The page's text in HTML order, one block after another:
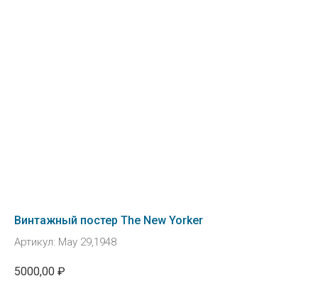
Винтажный постер The New Yorker
Артикул: May 29,1948
5000,00 ₽